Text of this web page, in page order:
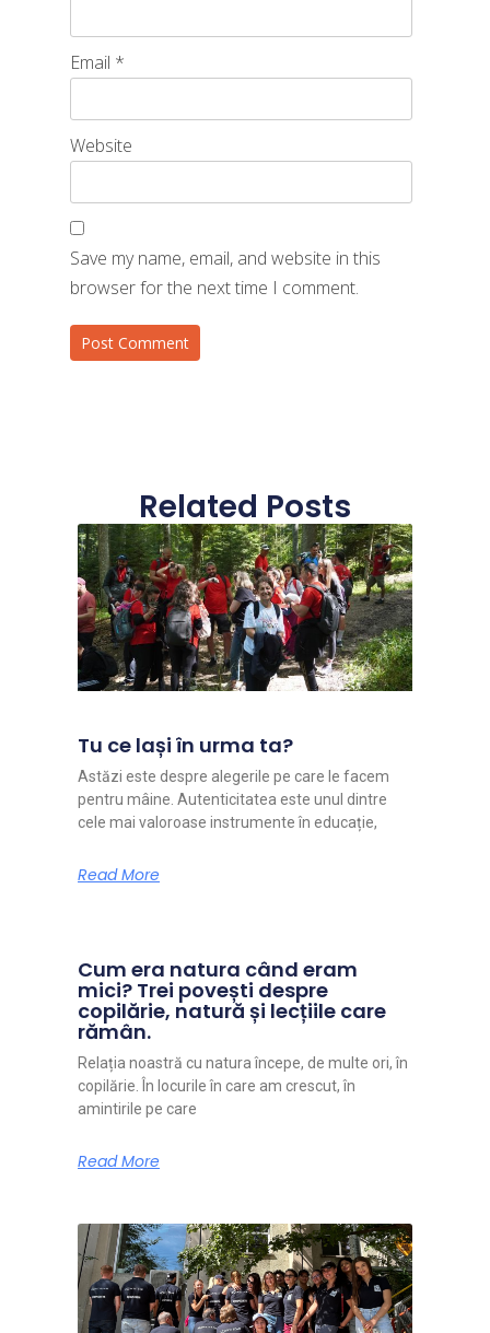
Email *
Website
Save my name, email, and website in this
browser for the next time I comment.
Related Posts
Tu ce lași în urma ta?
Astăzi este despre alegerile pe care le facem
pentru mâine. Autenticitatea este unul dintre
cele mai valoroase instrumente în educație,
Read More
Cum era natura când eram
mici? Trei povești despre
copilărie, natură și lecțiile care
rămân.
Relația noastră cu natura începe, de multe ori, în
copilărie. În locurile în care am crescut, în
amintirile pe care
Read More